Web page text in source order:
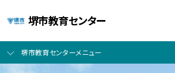
堺市教育センター
堺市教育センターメニュー